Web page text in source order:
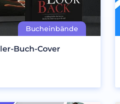
Buch-Cover